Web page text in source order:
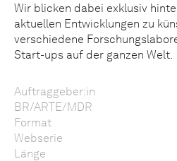
Wir blicken dabei exklusiv
aktuellen Entwicklungen zu
verschiedene
Start-ups auf der ganzen Welt.
Auftraggeber:in
BR/ARTE/MDR
Format
Webserie
Länge